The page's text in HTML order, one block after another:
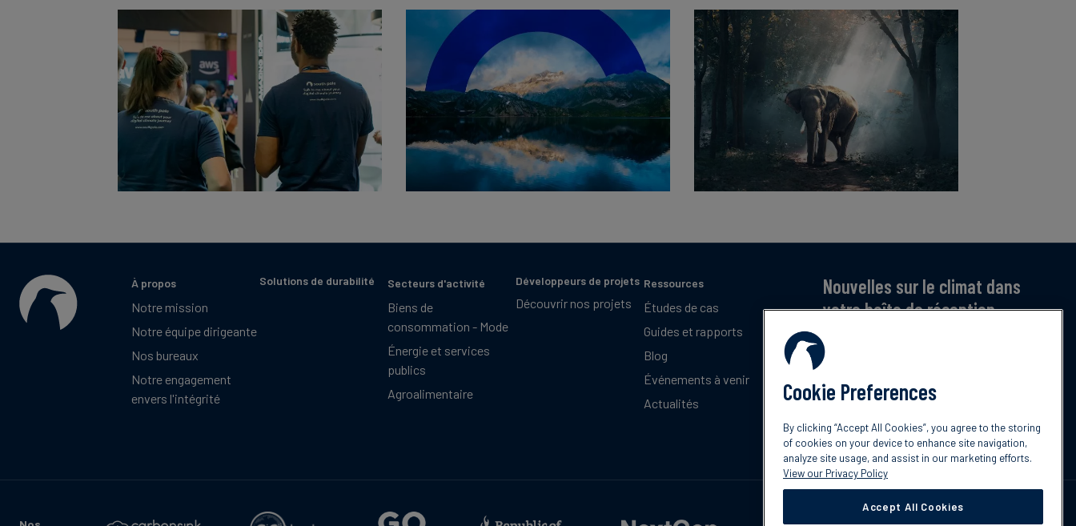
À propos
Notre mission
Notre équipe dirigeante
Nos bureaux
Notre engagement
envers l'intégrité
Solutions de durabilité Secteurs d'activité
Biens de
consommation - Mode
Énergie et services
publics
Agroalimentaire
Développeurs de projets
Découvrir nos projets
Ressources
Études de cas
Guides et rapports
Blog
Événements à venir
Actualités
Nouvelles sur le climat dans
votre boîte de réception
Inscrivez-vous pour recevoir notre bulletin
mensuel gratuit sur les dernières tendances,
Abonnez-vous
Cookie Preferences
By clicking “Accept All Cookies”, you agree to the storing
of cookies on your device to enhance site navigation,
analyze site usage, and assist in our marketing efforts.
View our Privacy Policy
Accept All Cookies